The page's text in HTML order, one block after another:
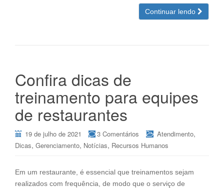
Continuar lendo
Confira dicas de
treinamento para equipes
de restaurantes
19 de julho de 2021 3 Comentários Atendimento,
Dicas, Gerenciamento, Notícias, Recursos Humanos
Em um restaurante, é essencial que treinamentos sejam
realizados com frequência, de modo que o serviço de